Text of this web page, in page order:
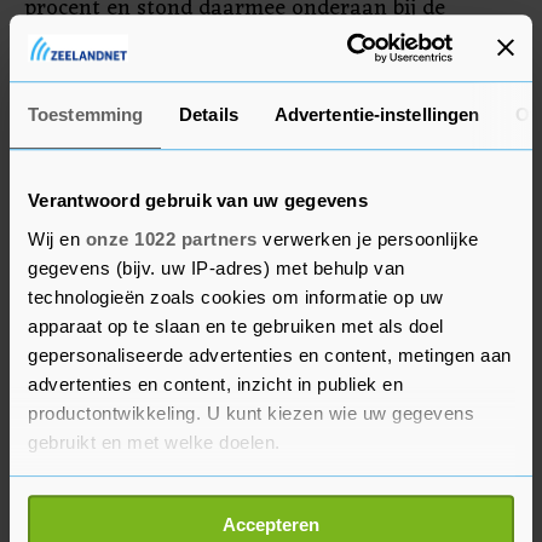
Toestemming Details Advertentie-instellingen
Verantwoord gebruik van uw gegevens
Wij en onze 1022 partners verwerken je persoonlijke
gegevens (bijv. uw IP-adres) met behulp van
technologieën zoals cookies om informatie op uw
apparaat op te slaan en te gebruiken met als doel
gepersonaliseerde advertenties en content, metingen aan
advertenties en content, inzicht in publiek en
productontwikkeling. U kunt kiezen wie uw gegevens
gebruikt en met welke doelen.
Als u het toestaat, willen we ook graag:
Informatie verzamelen over uw geografische
Accepteren
procent en stond daarmee onderaan bij de
middelgrote fondsen.
Nieuwe opdracht
Filtration op met een verlies van 4,4 procent. Een
dag eerder ging het bedrijf uit Enschede nog
omhoog na bekendmaking van een nieuwe
opdracht voor zijn waterzuiveringstechnologie
uit Canada.
Op de valutamarkt stond de euro op 1,0828 tegen
1,0768 dollar bij het slot in Europa dinsdag. De
prijs van een vat Amerikaanse olie steeg verder,
met 0,9 procent tot 85,88 dollar. Brent werd ook